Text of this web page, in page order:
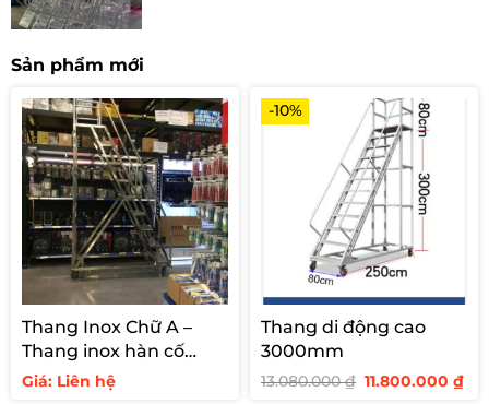
Sản phẩm mới
Thang Inox Chữ A –
Thang inox hàn cố
định cho siêu thị
Giá: Liên hệ
-10%
Thang di động cao
3000mm
13.080.000₫ Giá
gốc
11.800.000₫Giá